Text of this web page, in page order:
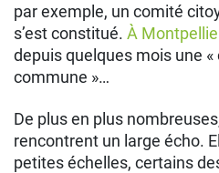
par exemple, un comité
s’est constitué. À
depuis quelques mois une
commune »…
De plus en plus
rencontrent un large écho.
petites échelles, certains